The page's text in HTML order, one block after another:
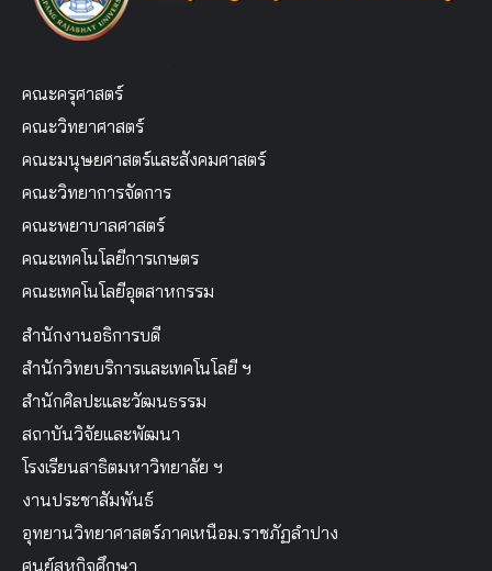
คณะครุศาสตร์
คณะวิทยาศาสตร์
คณะมนุษยศาสตร์และสังคมศาสตร์
คณะวิทยาการจัดการ
คณะพยาบาลศาสตร์
คณะเทคโนโลยีการเกษตร
คณะเทคโนโลยีอุตสาหกรรม
สำนักงานอธิการบดี
สำนักวิทยบริการและเทคโนโลยี ฯ
สำนักศิลปะและวัฒนธรรม
สถาบันวิจัยและพัฒนา
โรงเรียนสาธิตมหาวิทยาลัย ฯ
งานประชาสัมพันธ์
อุทยานวิทยาศาสตร์ภาคเหนือม.ราชภัฏลำปาง
ศูนย์สหกิจศึกษา